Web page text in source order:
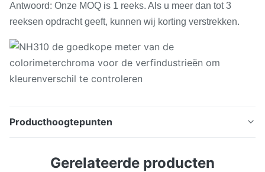
Antwoord: Onze MOQ is 1 reeks. Als u meer dan tot 3
reeksen opdracht geeft, kunnen wij korting verstrekken.
Producthoogtepunten
voor de verfindustrieën om kleurenverschil te
Gerelateerde producten